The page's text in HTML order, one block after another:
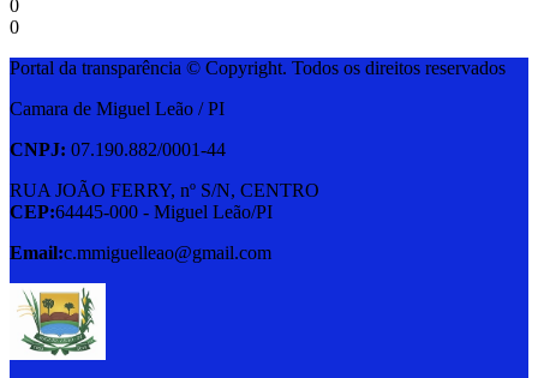
0
0
Portal da transparência © Copyright. Todos os direitos reservados
Camara de Miguel Leão / PI
CNPJ: 07.190.882/0001-44
RUA JOÃO FERRY, nº S/N, CENTRO
CEP:64445-000 - Miguel Leão/PI
Email:c.mmiguelleao@gmail.com